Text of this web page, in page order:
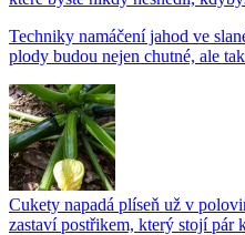
Techniky namáčení jahod ve
plody budou nejen chutné, ale
Cukety napadá plíseň už v
zastaví postřikem, který stojí pár